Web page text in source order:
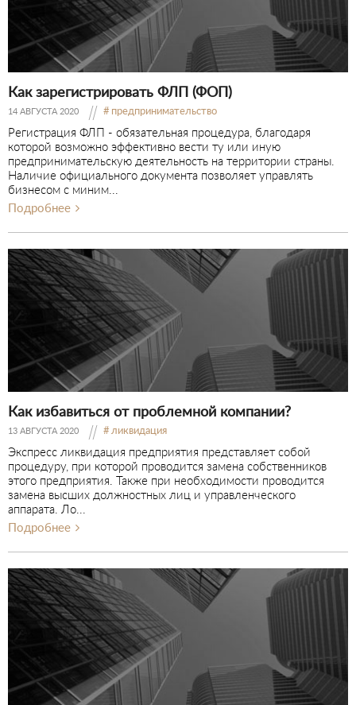
Как зарегистрировать ФЛП (ФОП)
14 АВГУСТА 2020 предпринимательство
Регистрация ФЛП - обязательная процедура, благодаря
которой возможно эффективно вести ту или иную
предпринимательскую деятельность на территории страны.
Наличие официального документа позволяет управлять
бизнесом с миним...
Подробнее
Как избавиться от проблемной компании?
13 АВГУСТА 2020 ликвидация
Экспресс ликвидация предприятия представляет собой
процедуру, при которой проводится замена собственников
этого предприятия. Также при необходимости проводится
замена высших должностных лиц и управленческого
аппарата. Ло...
Подробнее